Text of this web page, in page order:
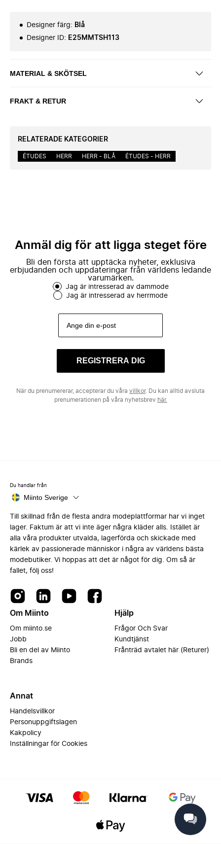
Designer färg: Blå
Designer ID: E25MMTSH113
MATERIAL & SKÖTSEL
FRAKT & RETUR
RELATERADE KATEGORIER
ÉTUDES HERR HERR - BLÅ ÉTUDES - HERR
Anmäl dig för att ligga steget före
Bli den första att upptäcka nyheter, exklusiva
erbjudanden och uppdateringar från världens ledande
varumärken.
Jag är intresserad av dammode
Jag är intresserad av herrmode
REGISTRERA DIG
När du prenumererar, accepterar du våra villkor. Du kan alltid avsluta
prenumerationen på våra nyhetsbrev här.
Du handlar från
Miinto Sverige
Till skillnad från de flesta andra modeplattformar har vi inget
lager. Faktum är att vi inte äger några kläder alls. Istället är
alla våra produkter utvalda, lagerförda och skickade med
kärlek av passionerade människor i några av världens bästa
modebutiker. Vi hoppas att det är något för dig. Om så är
fallet, följ oss!
Om Miinto
Om miinto.se
Jobb
Bli en del av Miinto
Brands
Hjälp
Frågor Och Svar
Kundtjänst
Frånträd avtalet här (Returer)
Annat
Handelsvillkor
Personuppgiftslagen
Kakpolicy
Inställningar för Cookies